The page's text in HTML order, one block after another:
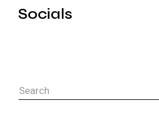
Socials